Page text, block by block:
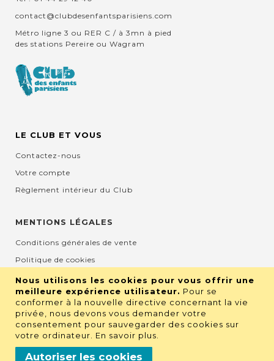
Nous utilisons les cookies pour vous offrir une
meilleure expérience utilisateur. Pour se
conformer à la nouvelle directive concernant la vie
privée, nous devons vous demander votre
consentement pour sauvegarder des cookies sur
votre ordinateur. En savoir plus
Autoriser les cookies
contact@clubdesenfantsparisiens.com
Métro ligne 3 ou RER C / à 3mn à pied
des stations Pereire ou Wagram
LE CLUB ET VOUS
Contactez-nous
Votre compte
Règlement intérieur du Club
MENTIONS LÉGALES
Conditions générales de vente
Politique de cookies
Mentions légales et CGU
Protection de la vie privée
RETROUVEZ NOUS SUR LES RÉSEAUX